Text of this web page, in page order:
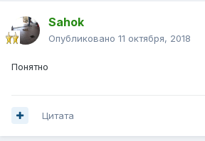
Sahok
Опубликовано 11 октября, 2018
Понятно
Цитата